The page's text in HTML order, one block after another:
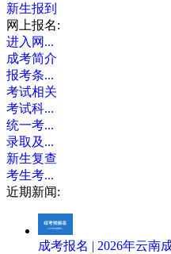
新生报到
网上报名:
进入网...
成考简介
报考条...
考试相关
考试科...
统一考...
录取及...
新生复查
考生考...
近期新闻:
成考报名 | 2026年云南